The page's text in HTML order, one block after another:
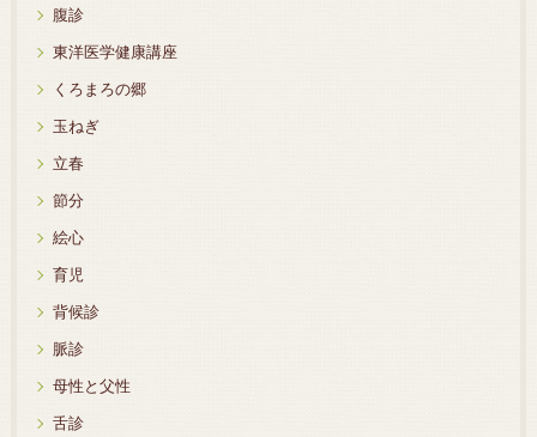
腹診
東洋医学健康講座
くろまろの郷
玉ねぎ
立春
節分
絵心
育児
背候診
脈診
母性と父性
舌診